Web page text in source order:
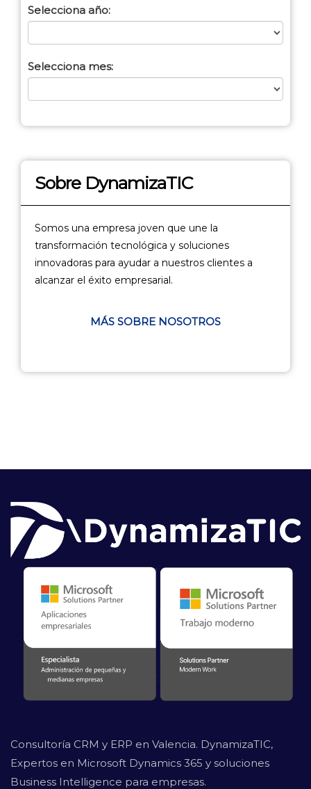
Selecciona año:
Selecciona mes:
Sobre DynamizaTIC
Somos una empresa joven que une la
transformación tecnológica y soluciones
innovadoras para ayudar a nuestros clientes a
alcanzar el éxito empresarial.
MÁS SOBRE NOSOTROS
Consultoría CRM y ERP en Valencia. DynamizaTIC,
Expertos en Microsoft Dynamics 365 y soluciones
Business Intelligence para empresas.